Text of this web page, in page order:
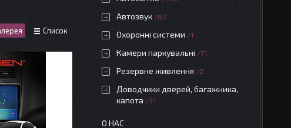
Список
Автозвук 82
Охоронні системи 1
Камери паркувальні 71
Резервне живлення 2
Доводчики дверей, багажника,
капота
31
О НАС